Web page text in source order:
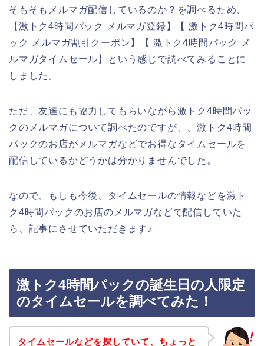
そもそもメルマガ配信しているのか？を調べるため、
【激トク4時間パック メルマガ登録】【 激トク4時間パ
ック メルマガ割引クーポン】【 激トク4時間パック メ
ルマガタイムセール】という感じで調べてみることに
しました。
ただ、友達にも協力してもらいながら激トク4時間パッ
クのメルマガについて調べたのですが、、激トク4時間
パックのお店がメルマガなどでお得なタイムセールを
配信しているかどうかは分かりませんでした。
なので、もしも今後、タイムセールの情報などを激ト
ク4時間パックのお店のメルマガなどで配信していた
ら、記事にさせていただきます♪
激トク4時間パックの誕生日の人限定
のタイムセールを調べてみた！
タイムセールなどを探していて、ちょっと